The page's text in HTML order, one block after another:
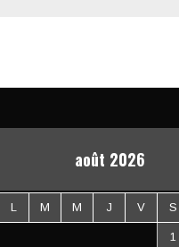
août 2026
L M M J V S
1